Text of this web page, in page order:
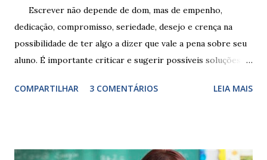
Escrever não depende de dom, mas de empenho,
dedicação, compromisso, seriedade, desejo e crença na
possibilidade de ter algo a dizer que vale a pena sobre seu
aluno. É importante criticar e sugerir possíveis soluções.
exercitação. E encontrar a melhor maneira de expressar o
COMPARTILHAR 3 COMENTÁRIOS LEIA MAIS